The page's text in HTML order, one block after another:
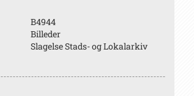
B4944
Billeder
Slagelse Stads- og Lokalarkiv